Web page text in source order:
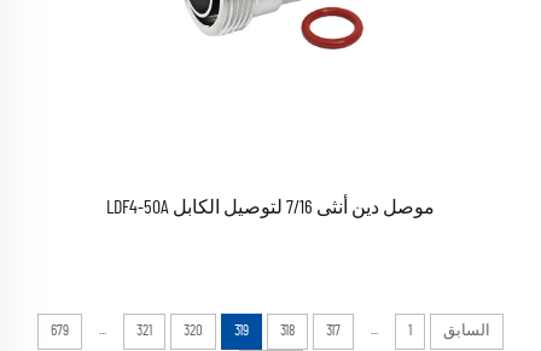
موصل دين أنثى 7/16 لتوصيل الكابل LDF4-50A
السابق 1
...
317
318
319
320
321
...
679